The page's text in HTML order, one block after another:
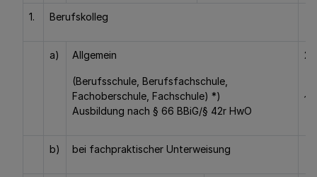
1. Berufskolleg
a) Allgemein
(Berufsschule, Berufsfachschule,
Fachoberschule, Fachschule) *)
Ausbildung nach § 66 BBiG/§ 42r HwO
22
16
b) bei fachpraktischer Unterweisung